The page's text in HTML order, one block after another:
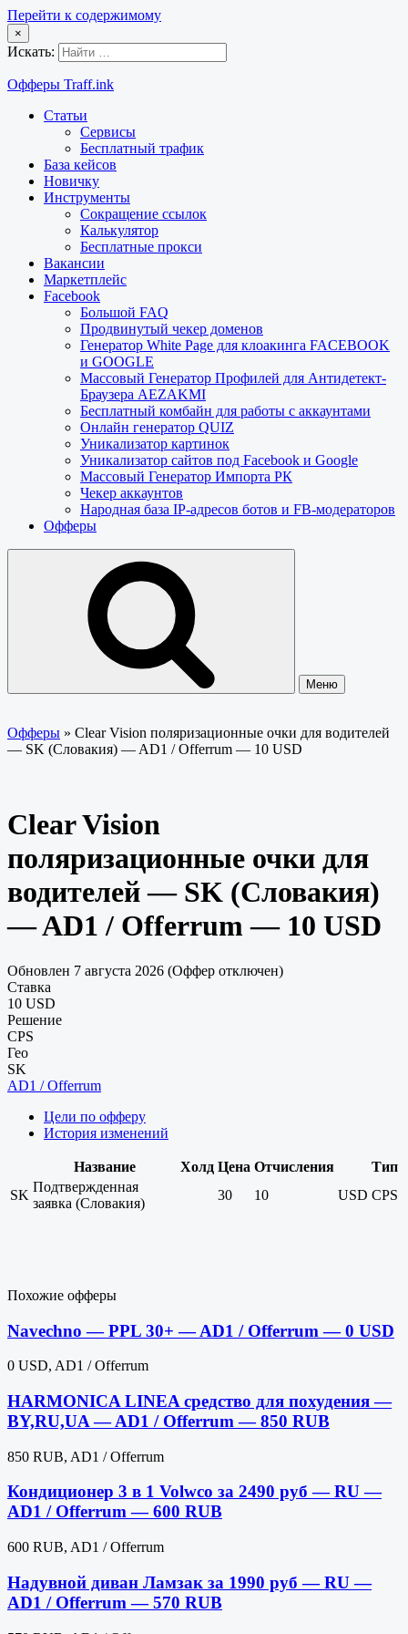
Перейти к содержимому
×
Искать:
Офферы Traff.ink
Статьи
Сервисы
Бесплатный трафик
База кейсов
Новичку
Инструменты
Сокращение ссылок
Калькулятор
Бесплатные прокси
Вакансии
Маркетплейс
Facebook
Большой FAQ
Продвинутый чекер доменов
Генератор White Page для клоакинга FACEBOOK
и GOOGLE
Массовый Генератор Профилей для Антидетект-
Браузера AEZAKMI
Бесплатный комбайн для работы с аккаунтами
Онлайн генератор QUIZ
Уникализатор картинок
Уникализатор сайтов под Facebook и Google
Массовый Генератор Импорта РК
Чекер аккаунтов
Народная база IP-адресов ботов и FB-модераторов
Офферы
Меню
Офферы » Clear Vision поляризационные очки для водителей
— SK (Словакия) — AD1 / Offerrum — 10 USD
Clear Vision
поляризационные очки для
водителей — SK (Словакия)
— AD1 / Offerrum — 10 USD
Обновлен 7 августа 2026 (Оффер отключен)
Ставка
10 USD
Решение
CPS
Гео
SK
AD1 / Offerrum
Цели по офферу
История изменений
Название Холд Цена Отчисления
Тип
SK
Подтвержденная
заявка (Словакия)
30 10 USD CPS
Похожие офферы
Navechno — PPL 30+ — AD1 / Offerrum — 0 USD
0 USD, AD1 / Offerrum
HARMONICA LINEA средство для похудения —
BY,RU,UA — AD1 / Offerrum — 850 RUB
850 RUB, AD1 / Offerrum
Кондиционер 3 в 1 Volwco за 2490 руб — RU —
AD1 / Offerrum — 600 RUB
600 RUB, AD1 / Offerrum
Надувной диван Ламзак за 1990 руб — RU —
AD1 / Offerrum — 570 RUB